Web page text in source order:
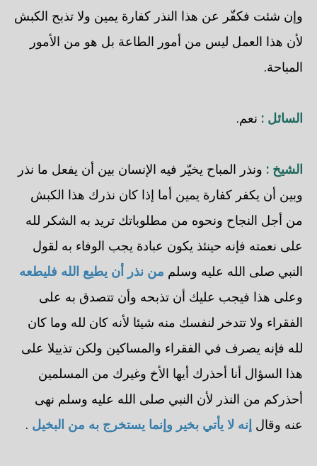
وإن شئت فكفّر عن هذا النذر كفارة يمين ولا تذبح الكبش
لأن هذا العمل ليس من أمور الطاعة بل هو من الأمور
المباحة.
السائل : نعم.
الشيخ : ونذر المباح يخيّر فيه الإنسان بين أن يفعل ما نذر
وبين أن يكفر كفارة يمين أما إذا كان نذرك هذا الكبش
من أجل النجاح ونحوه من مطلوباتك تريد به الشكر لله
على نعمته فإنه حينئذ يكون عبادة يجب الوفاء به لقول
النبي صلى الله عليه وسلم من نذر أن يطيع الله فليطعه
وعلى هذا فيجب عليك أن تذبحه وأن تتصدق به على
الفقراء ولا تتدخر لنفسك منه شيئا لأنه كان لله وما كان
لله فإنه يصرف في الفقراء والمساكين ولكن تذييلا على
هذا السؤال أنا أحذرك أيها الأخ وغيرك من المسلمين
أحذركم من النذر لأن النبي صلى الله عليه وسلم نهى
عنه وقال إنه لا يأتي بخير وإنما يستخرج به من البخيل .